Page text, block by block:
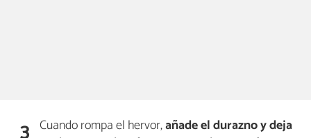
Cuando rompa el hervor,añade el durazno y deja